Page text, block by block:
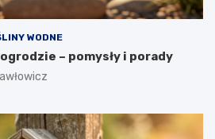
WODNE
– pomysły i porady